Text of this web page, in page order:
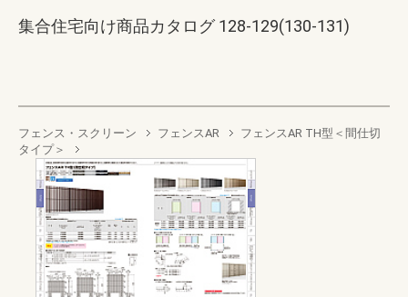
集合住宅向け商品カタログ 128-129(130-131)
フェンス・スクリーン フェンスAR
フェンスAR TH型＜間仕切
タイプ＞